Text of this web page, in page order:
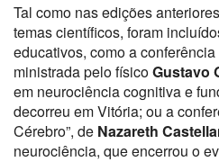
Tal como nas edições
temas científicos, foram
educativos, como a conferência
ministrada pelo físicoGustavo
em neurociência cognitiva e
decorreu em Vitória; ou a
Cérebro”, de Nazareth
neurociência, que encerrou o